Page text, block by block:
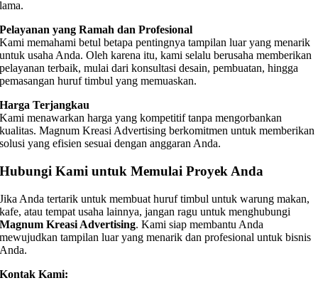
lama.
Pelayanan yang Ramah dan Profesional
Kami memahami betul betapa pentingnya tampilan luar yang menarik
untuk usaha Anda. Oleh karena itu, kami selalu berusaha memberikan
pelayanan terbaik, mulai dari konsultasi desain, pembuatan, hingga
pemasangan huruf timbul yang memuaskan.
Harga Terjangkau
Kami menawarkan harga yang kompetitif tanpa mengorbankan
kualitas. Magnum Kreasi Advertising berkomitmen untuk memberikan
solusi yang efisien sesuai dengan anggaran Anda.
Hubungi Kami untuk Memulai Proyek Anda
Jika Anda tertarik untuk membuat huruf timbul untuk warung makan,
kafe, atau tempat usaha lainnya, jangan ragu untuk menghubungi
Magnum Kreasi Advertising. Kami siap membantu Anda
mewujudkan tampilan luar yang menarik dan profesional untuk bisnis
Anda.
Kontak Kami: